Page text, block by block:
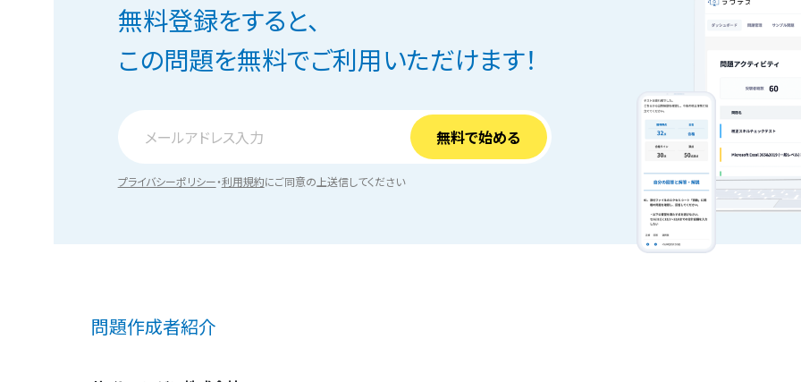
無料登録をすると、
この問題を無料でご利用いただけます！
プライバシーポリシー・利用規約にご同意の上送信してください
問題作成者紹介